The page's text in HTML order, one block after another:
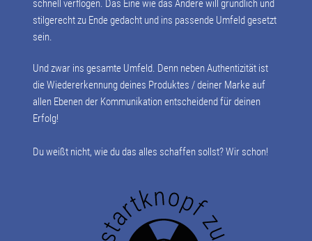
schnell verflogen. Das Eine wie das Andere will gründlich und
stilgerecht zu Ende gedacht und ins passende Umfeld gesetzt
sein.
Und zwar ins gesamte Umfeld. Denn neben Authentizität ist
die Wiedererkennung deines Produktes / deiner Marke auf
allen Ebenen der Kommunikation entscheidend für deinen
Erfolg!
Du weißt nicht, wie du das alles schaffen sollst? Wir schon!